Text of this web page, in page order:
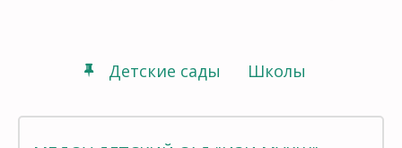
Детские сады Школы